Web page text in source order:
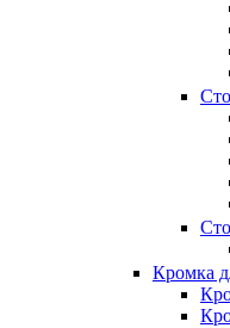
Кромка